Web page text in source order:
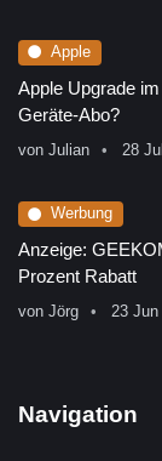
Apple
Apple Upgrade
Geräte-Abo?
von Julian 28
Werbung
Anzeige:
Prozent Rabatt
von Jörg 23
Navigation